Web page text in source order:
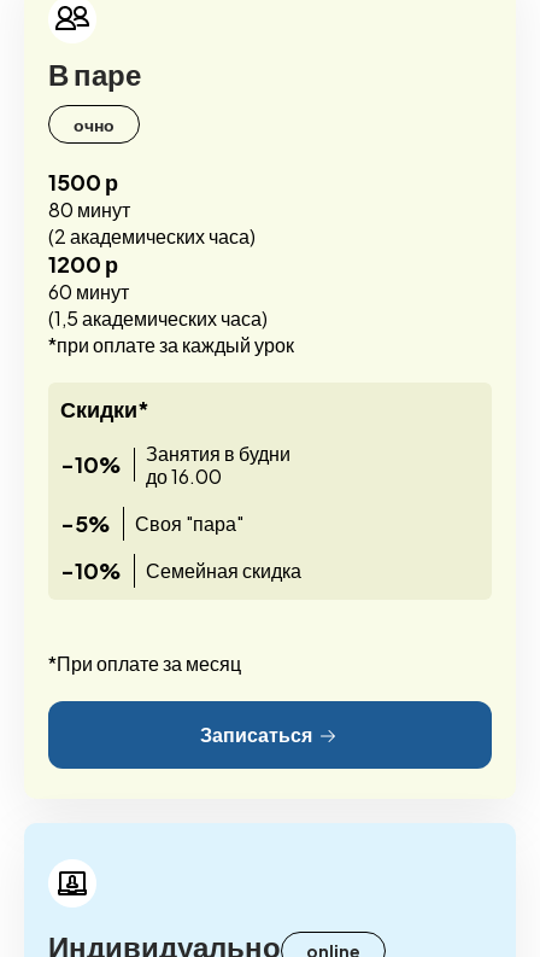
В паре
очно
1500 р
80 минут
(2 академических часа)
1200 р
60 минут
(1,5 академических часа)
*при оплате за каждый урок
Скидки*
-10%
Занятия в будни
до 16.00
-5% Своя "пара"
-10% Семейная скидка
*При оплате за месяц
Записаться
Индивидуально online